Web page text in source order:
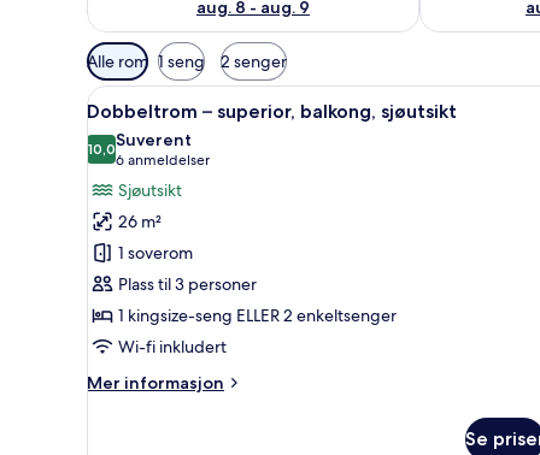
aug. 8 - aug. 9
Tilgjengelige
filtre
for
rom
Alle rom 1 seng 2 senger
Åpne
alle
bildene
av
Dobbeltrom
–
superior,
balkong,
sjøutsikt
Dobbeltrom – superior,
15
Dobbeltrom – superior, balkong, sjøutsikt
10,010,0 av 10
Suverent
6 anmeldelser
(6
anmeldelser)
Sjøutsikt
26 m²
1 soverom
Plass til 3 personer
1 kingsize-seng ELLER 2 enkeltsenger
Wi-fi inkludert
Mer informasjon
Mer
Se